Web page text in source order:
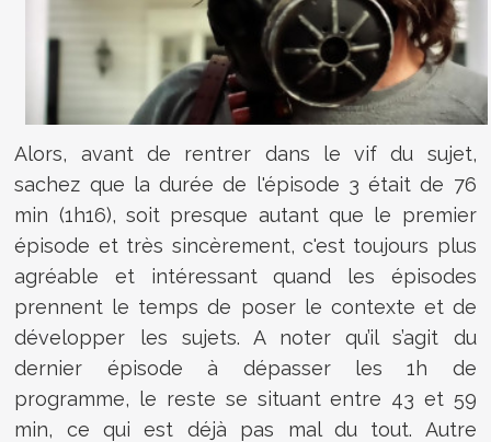
Alors, avant de rentrer dans le vif du sujet,
sachez que la durée de l'épisode 3 était de 76
min (1h16), soit presque autant que le premier
épisode et très sincèrement, c'est toujours plus
agréable et intéressant quand les épisodes
prennent le temps de poser le contexte et de
développer les sujets. A noter qu’il s’agit du
dernier épisode à dépasser les 1h de
programme, le reste se situant entre 43 et 59
min, ce qui est déjà pas mal du tout. Autre